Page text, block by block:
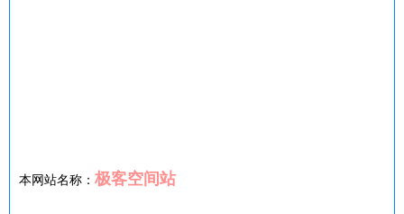
本网站名称： 极客空间站